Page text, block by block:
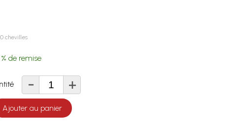
chevilles
de remise
- +
Ajouter au panier